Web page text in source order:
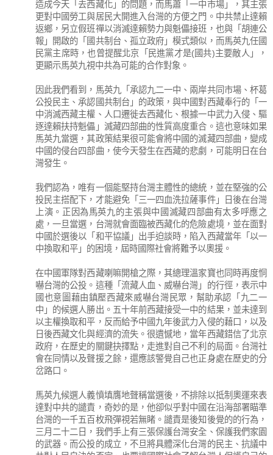
造成今天「去西藏化」的問題，而馬蕭「一中市場」，其主張
更對中國勞工與居民大開進入台灣的方便之門。中共禁止達賴
返鄉，另立假班禪以消滅達賴勢力與魁儡接班，也與「胡連公
報」開啟的「國共制台、孤立政府」模式類似，而馬英九任國
民黨主席時，也曾提醒北京「民進黨才是(國共)主要敵人」，
更顯示馬英九視中共為可能的合作對象。
因此我們看到，馬英九「承認九二一中、兩岸共同市場、杯葛
公投民主、承認國共制台」的政策，與中國對西藏奉行的「一
中消滅西藏主權、人口遷徙去西藏化、根據一中武力入侵、驅
逐達賴扶持魁儡」滅藏四部曲的性質高度重合。這也意味如果
馬英九當選，其政策結果很可能會將中國的滅藏四部曲，變成
中國的侵台四部曲，使今天發生在西藏的悲劇，可能明日在台
灣發生。
我們認為，唯有一個能堅持台灣主體性的總統，並在堅強的公
投民主搭配下，才能避免「三一四血洗拉薩事件」日後在台灣
上演。正因為馬英九的主張與中國滅藏四部曲有太多呼應之
處，一旦當選，台灣就會面臨被西藏化的危險處境，並在面對
中國於選後以「和平協議」出手迫談時，陷入西藏當年「以一
中換取和平」的困境，屆時國際社會將難予以奧援。
在中國軍隊對西藏喇嘛開槍之際，其總理溫家寶也同時再度恫
嚇台灣的公投。這種「流藏人血、威嚇台灣」的行徑，表示中
國也意圖藉由鎮壓西藏來威嚇台灣民眾，幫助承認「九二一
中」的候選人勝出。五十年前西藏接受一中的結果，並未達到
以主權換取和平，反而給予中國九年後武力入侵的藉口，以及
日後西藏文化與經濟的流失。很遺憾地，當年西藏錯信了北京
政府，在歷史的關鍵抉擇點，走進對自己不利的局面。台灣社
會在同情以及聲援之餘，還應該警覺自己也正身處在歷史的分
岔路口。
馬英九候選人義憤填膺地聲稱當選後，不排除以抵制奧運來表
達對中共的譴責，奇妙的是，他卻似乎對中國在沿海部署瞄準
台灣的一千五百枚飛彈視若無睹。譴責是後知後覺的的行為，
三月二十二日，我們手上有三張保護台灣安全、保護我們家園
的武器。而公投的成立，不旦將具體深化台灣的民主、抗議中